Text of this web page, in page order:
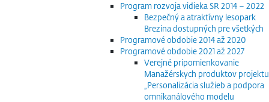
Program rozvoja vidieka SR 2014 – 2022
Bezpečný a atraktívny lesopark
Brezina dostupných pre všetkých
Programové obdobie 2014 až 2020
Programové obdobie 2021 až 2027
Verejné pripomienkovanie
Manažérskych produktov projektu
„Personalizácia služieb a podpora
omnikanálového modelu